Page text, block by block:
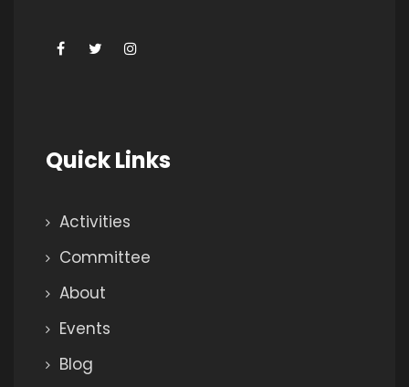
Quick Links
Activities
Committee
About
Events
Blog